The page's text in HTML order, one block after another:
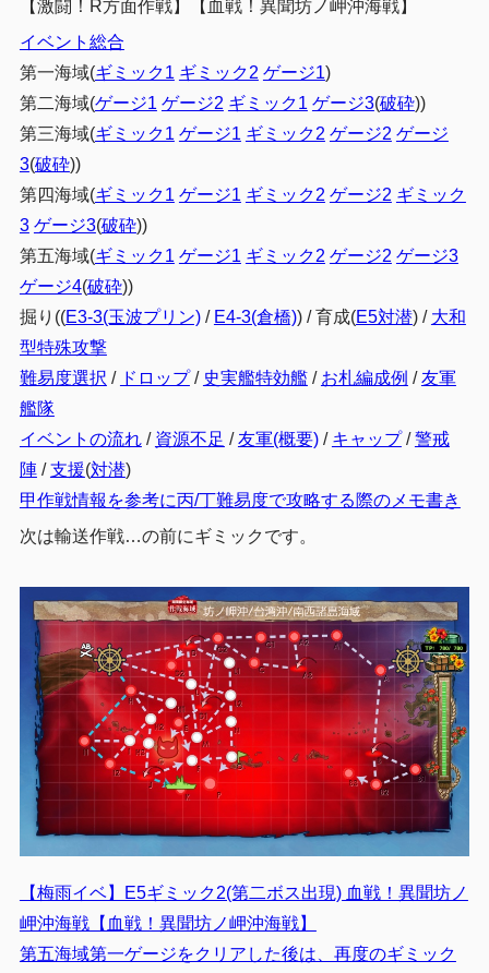
【激闘！R方面作戦】【血戦！異聞坊ノ岬沖海戦】
イベント総合
第一海域(ギミック1 ギミック2 ゲージ1)
第二海域(ゲージ1 ゲージ2 ギミック1 ゲージ3(破砕))
第三海域(ギミック1 ゲージ1 ギミック2 ゲージ2 ゲージ
3(破砕))
第四海域(ギミック1 ゲージ1 ギミック2 ゲージ2 ギミック
3 ゲージ3(破砕))
第五海域(ギミック1 ゲージ1 ギミック2 ゲージ2 ゲージ3
ゲージ4(破砕))
掘り((E3-3(玉波プリン)/ E4-3(倉橋)) / 育成(E5対潜) / 大和
型特殊攻撃
難易度選択 / ドロップ/ 史実艦特効艦/ お札編成例 /友軍
艦隊
イベントの流れ/ 資源不足 /友軍(概要)/ キャップ/警戒
陣/支援(対潜)
甲作戦情報を参考に丙/丁難易度で攻略する際のメモ書き
次は輸送作戦…の前にギミックです。
【梅雨イベ】E5ギミック2(第二ボス出現) 血戦！異聞坊ノ
岬沖海戦【血戦！異聞坊ノ岬沖海戦】
第五海域第一ゲージをクリアした後は、再度のギミック